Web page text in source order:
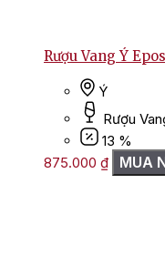
Rượu Vang Ý
Ý
Rượu
13 %
875.000 ₫ MUA